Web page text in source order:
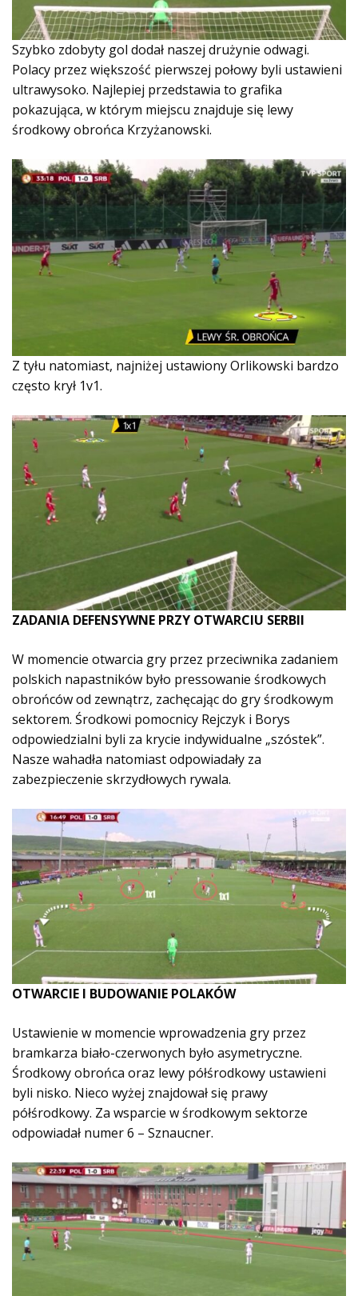
Szybko zdobyty gol dodał naszej drużynie odwagi.
Polacy przez większość pierwszej połowy byli ustawieni
ultrawysoko. Najlepiej przedstawia to grafika
pokazująca, w którym miejscu znajduje się lewy
środkowy obrońca Krzyżanowski.
Z tyłu natomiast, najniżej ustawiony Orlikowski bardzo
często krył 1v1.
ZADANIA DEFENSYWNE PRZY OTWARCIU SERBII
W momencie otwarcia gry przez przeciwnika zadaniem
polskich napastników było pressowanie środkowych
obrońców od zewnątrz, zachęcając do gry środkowym
sektorem. Środkowi pomocnicy Rejczyk i Borys
odpowiedzialni byli za krycie indywidualne „szóstek”.
Nasze wahadła natomiast odpowiadały za
zabezpieczenie skrzydłowych rywala.
OTWARCIE I BUDOWANIE POLAKÓW
Ustawienie w momencie wprowadzenia gry przez
bramkarza biało-czerwonych było asymetryczne.
Środkowy obrońca oraz lewy półśrodkowy ustawieni
byli nisko. Nieco wyżej znajdował się prawy
półśrodkowy. Za wsparcie w środkowym sektorze
odpowiadał numer 6 – Sznaucner.